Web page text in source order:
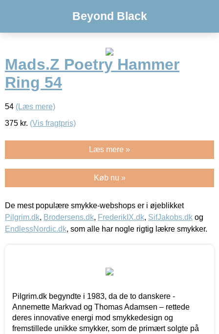
Beyond Black
Mads.Z Poetry Hammer
Ring 54
54 (Læs mere)
375 kr. (Vis fragtpris)
Læs mere »
Køb nu »
De mest populære smykke-webshops er i øjeblikket
Pilgrim.dk, Brodersens.dk, FrederikIX.dk, SifJakobs.dk og
EndlessNordic.dk, som alle har nogle rigtig lækre smykker.
Pilgrim.dk begyndte i 1983, da de to danskere -
Annemette Markvad og Thomas Adamsen – rettede
deres innovative energi mod smykkedesign og
fremstillede unikke smykker, som de primært solgte på